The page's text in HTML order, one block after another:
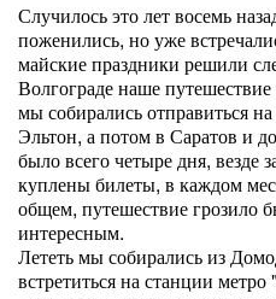
Случилось это лет восемь
поженились, но уже
майские праздники решили
Волгограде наше
мы собирались отправиться
Эльтон, а потом в Саратов и
было всего четыре дня, везде
куплены билеты, в каждом
общем, путешествие грозило
интересным.
Лететь мы собирались из
встретиться на станции